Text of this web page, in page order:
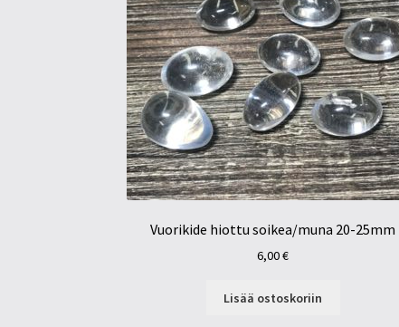
Vuorikide hiottu soikea/muna 20-25mm
6,00€
Lisää ostoskoriin